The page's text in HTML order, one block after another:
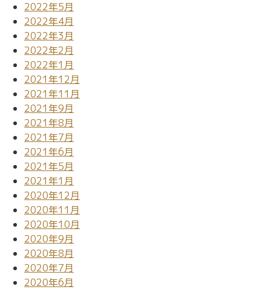
2022年5月
2022年4月
2022年3月
2022年2月
2022年1月
2021年12月
2021年11月
2021年9月
2021年8月
2021年7月
2021年6月
2021年5月
2021年1月
2020年12月
2020年11月
2020年10月
2020年9月
2020年8月
2020年7月
2020年6月